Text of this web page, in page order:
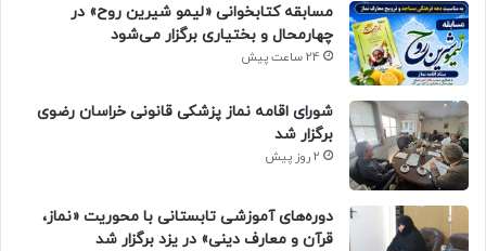
مسابقه کتابخوانی «لیمو شیرین روح» در
چهارمحال و بختیاری برگزار می‌شود
24 ساعت پیش
شورای اقامه نماز پزشکی قانونی خراسان رضوی
برگزار شد
2 روز پیش
دوره‌های آموزشی تابستانی با محوریت «نماز،
قرآن و معارف دینی» در یزد برگزار شد